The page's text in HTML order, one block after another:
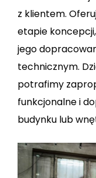
z klientem.
etapie
jego
technicznym.
potrafimy
funkcjonalne i
budynku lub